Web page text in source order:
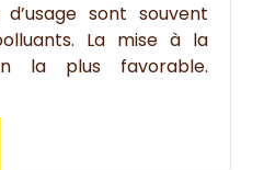
sont souvent
La mise à la
la plus favorable.